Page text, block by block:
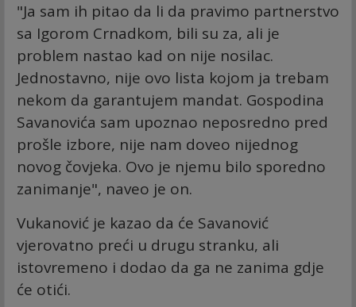
"Ja sam ih pitao da li da pravimo partnerstvo
sa Igorom Crnadkom, bili su za, ali je
problem nastao kad on nije nosilac.
Jednostavno, nije ovo lista kojom ja trebam
nekom da garantujem mandat. Gospodina
Savanovića sam upoznao neposredno pred
prošle izbore, nije nam doveo nijednog
novog čovjeka. Ovo je njemu bilo sporedno
zanimanje", naveo je on.
Vukanović je kazao da će Savanović
vjerovatno preći u drugu stranku, ali
istovremeno i dodao da ga ne zanima gdje
će otići.